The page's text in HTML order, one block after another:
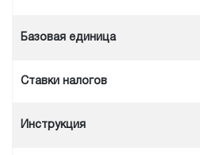
Базовая единица
Ставки налогов
Инструкция